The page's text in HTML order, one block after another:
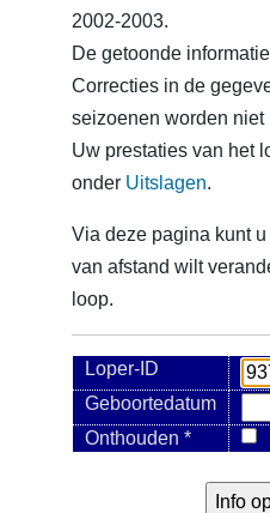
2002-2003.
De getoonde
Correcties in de
seizoenen worden niet
Uw prestaties van het
onder Uitslagen.
Via deze pagina kunt
van afstand wilt
loop.
Loper-ID
Geboortedatum
Onthouden *